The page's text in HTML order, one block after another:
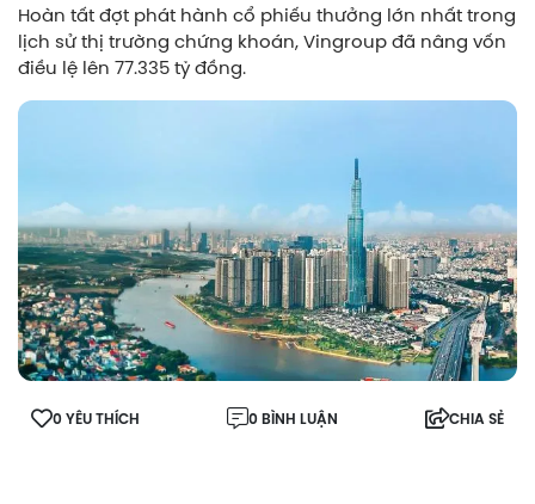
Hoàn tất đợt phát hành cổ phiếu thưởng lớn nhất trong
lịch sử thị trường chứng khoán, Vingroup đã nâng vốn
điều lệ lên 77.335 tỷ đồng.
0 YÊU THÍCH 0 BÌNH LUẬN CHIA SẺ